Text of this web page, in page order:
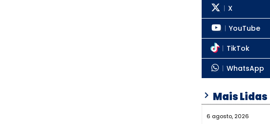
X
YouTube
TikTok
WhatsApp
Mais Lidas
6 agosto, 2026